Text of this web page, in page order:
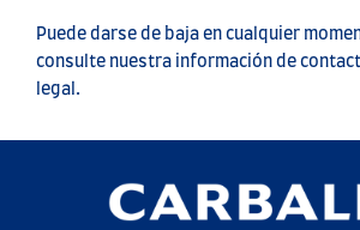
Puede darse de baja en cualquier
consulte nuestra información de
legal.